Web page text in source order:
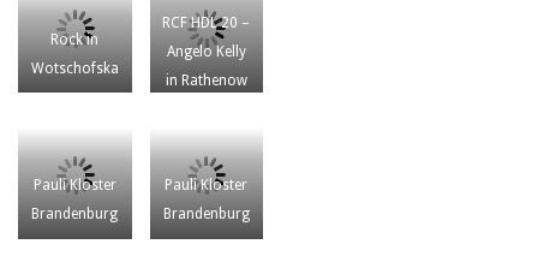
Rock in
Wotschofska
RCF HDL 20 –
Angelo Kelly
in Rathenow
Pauli Kloster
Brandenburg
Pauli Kloster
Brandenburg